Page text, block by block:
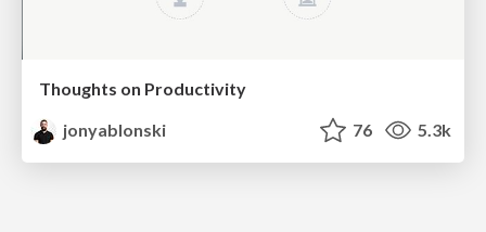
Thoughts on Productivity
jonyablonski
76 5.3k